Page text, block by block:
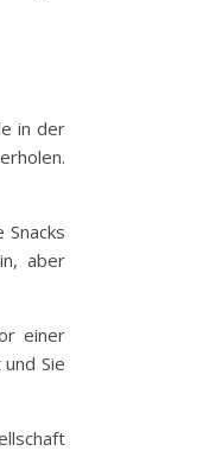
in der
aber
einer
Sie